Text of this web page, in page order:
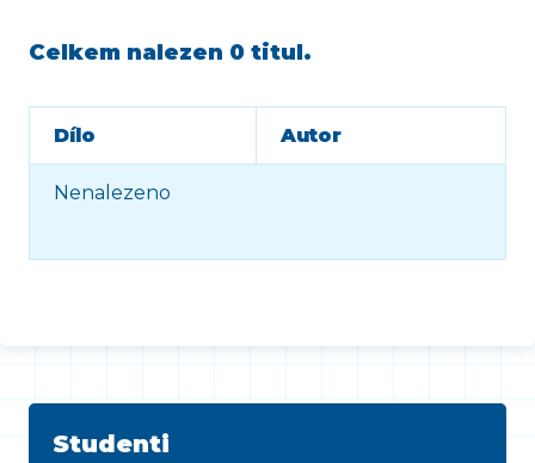
Celkem nalezen 0 titul.
Dílo Autor
Nenalezeno
Studenti